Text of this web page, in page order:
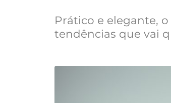
Prático e elegante,
tendências que vai